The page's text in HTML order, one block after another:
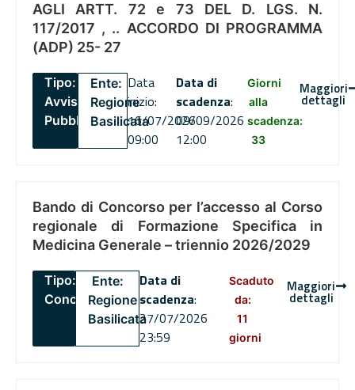
AGLI ARTT. 72 e 73 DEL D. LGS. N.
117/2017 , .. ACCORDO DI PROGRAMMA
(ADP) 25- 27
Tipo:
Avviso
Pubblico
Ente:
Regione
Basilicata
Data
inizio:
16/07/2026
09:00
Data di
scadenza:
09/09/2026
12:00
Giorni
alla
scadenza:
33
Maggiori
dettagli
Bando di Concorso per l’accesso al Corso
regionale di Formazione Specifica in
Medicina Generale – triennio 2026/2029
Tipo:
Concorsi
Ente:
Regione
Basilicata
Data di
scadenza:
27/07/2026
23:59
Scaduto
da:
11
giorni
Maggiori
dettagli